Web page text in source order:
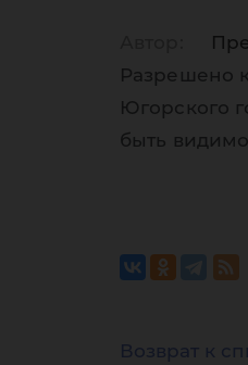
Разрешено
Югорского
быть
Возврат к